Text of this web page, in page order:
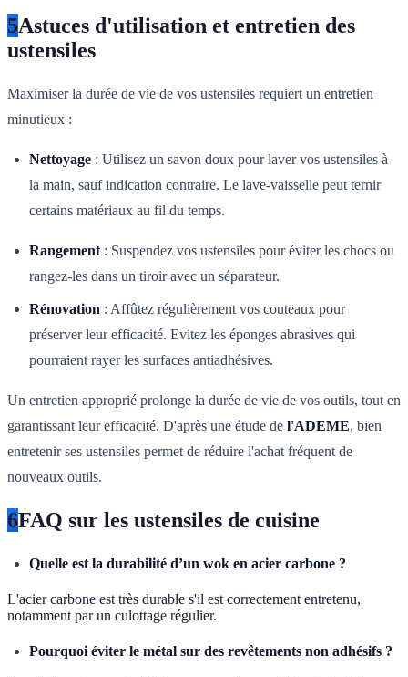
5Astuces d'utilisation et entretien des
ustensiles
Maximiser la durée de vie de vos ustensiles requiert un entretien
minutieux :
Nettoyage : Utilisez un savon doux pour laver vos ustensiles à
la main, sauf indication contraire. Le lave-vaisselle peut ternir
certains matériaux au fil du temps.
Rangement : Suspendez vos ustensiles pour éviter les chocs ou
rangez-les dans un tiroir avec un séparateur.
Rénovation : Affûtez régulièrement vos couteaux pour
préserver leur efficacité. Evitez les éponges abrasives qui
pourraient rayer les surfaces antiadhésives.
Un entretien approprié prolonge la durée de vie de vos outils, tout en
garantissant leur efficacité. D'après une étude de l'ADEME, bien
entretenir ses ustensiles permet de réduire l'achat fréquent de
nouveaux outils.
6FAQ sur les ustensiles de cuisine
Quelle est la durabilité d’un wok en acier carbone ?
L'acier carbone est très durable s'il est correctement entretenu,
notamment par un culottage régulier.
Pourquoi éviter le métal sur des revêtements non adhésifs ?